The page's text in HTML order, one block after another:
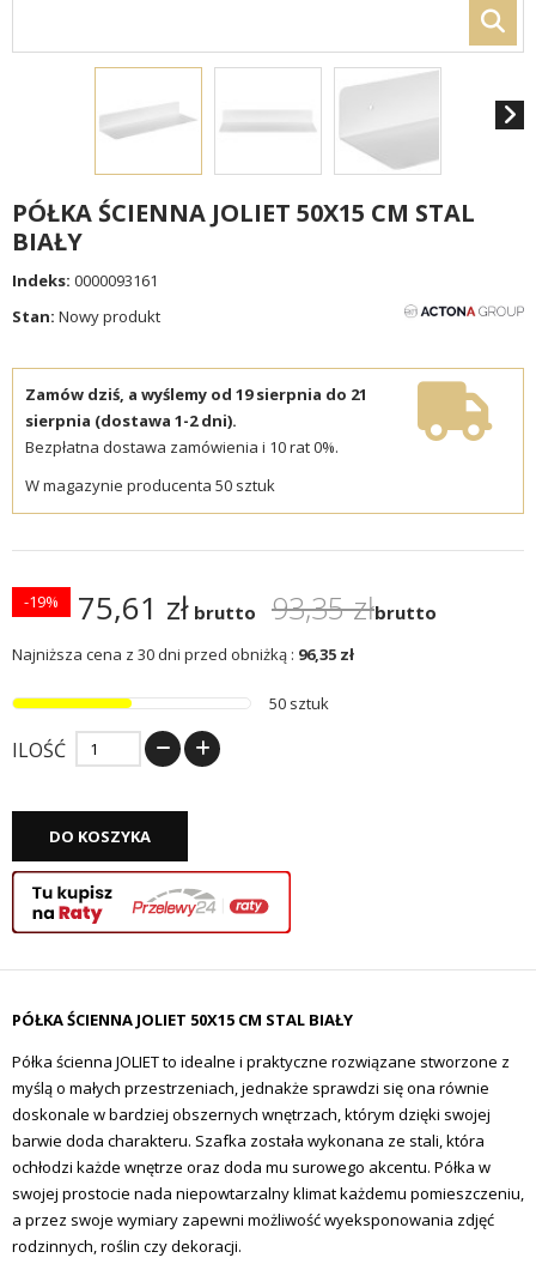
PÓŁKA ŚCIENNA JOLIET 50X15 CM STAL
BIAŁY
Indeks: 0000093161
Stan: Nowy produkt
Zamów dziś, a wyślemy od 19 sierpnia do 21
sierpnia (dostawa 1-2 dni).
Bezpłatna dostawa zamówienia i 10 rat 0%.
W magazynie producenta 50 sztuk
75,61 zł brutto 93,35 złbrutto
-19%
Najniższa cena z 30 dni przed obniżką : 96,35 zł
50 sztuk
ILOŚĆ
DO KOSZYKA
PÓŁKA ŚCIENNA JOLIET 50X15 CM STAL BIAŁY
Półka ścienna JOLIET to idealne i praktyczne rozwiązane stworzone z
myślą o małych przestrzeniach, jednakże sprawdzi się ona równie
doskonale w bardziej obszernych wnętrzach, którym dzięki swojej
barwie doda charakteru. Szafka została wykonana ze stali, która
ochłodzi każde wnętrze oraz doda mu surowego akcentu. Półka w
swojej prostocie nada niepowtarzalny klimat każdemu pomieszczeniu,
a przez swoje wymiary zapewni możliwość wyeksponowania zdjęć
rodzinnych, roślin czy dekoracji.